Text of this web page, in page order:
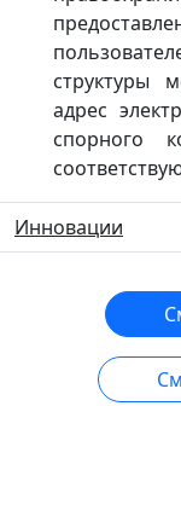
структуры
адрес
спорного
Инновации